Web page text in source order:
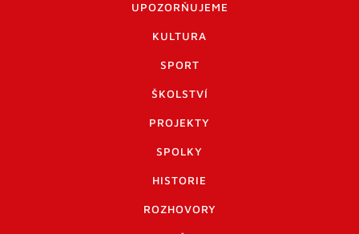
UPOZORŇUJEME
KULTURA
SPORT
ŠKOLSTVÍ
PROJEKTY
SPOLKY
HISTORIE
ROZHOVORY